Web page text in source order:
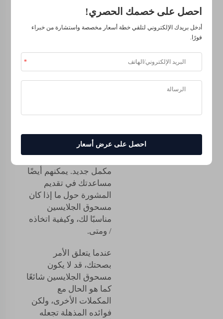
المتعلقة بالصحة
والرفاهية. إذا كنت تسعى
أو تعزيز إمكانات بناء
الأشخاص، لكن يرجى
التحقق مع مقدم الرعاية
مكمل جديد. يمكنهم أيضًا
مساعدتك في تقديم
المشورة حول ما إذا كان
مسحوق الجلايسين
مناسبًا لك، وكيفية اتخاذه
/ ومتى.
عندما يتعلق الأمر
بصحتك، قد لا يكون
مسحوق الجلايسين شائعًا
كما هو الحال مع
المكملات الأخرى، ولكن
فوائده المذهلة تجعله
احصل على خصمك الحصري!
أدخل بريدك الإلكتروني لتلقي خطة أسعار مخصصة واستشارة من خبراء
فورًا.
احصل على عرض أسعار